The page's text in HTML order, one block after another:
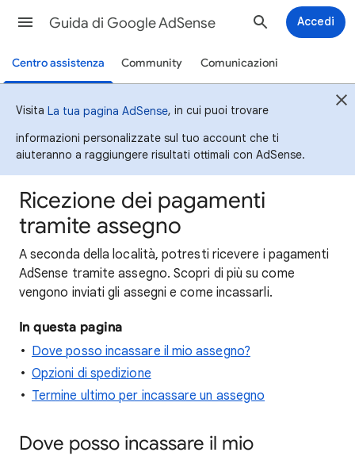
Guida di Google AdSense Accedi
Centro assistenza Community Comunicazioni
Visita La tua pagina AdSense, in cui puoi trovare
informazioni personalizzate sul tuo account che ti
aiuteranno a raggiungere risultati ottimali con AdSense.
Ricezione dei pagamenti
tramite assegno
A seconda della località, potresti ricevere i pagamenti
AdSense tramite assegno. Scopri di più su come
vengono inviati gli assegni e come incassarli.
In questa pagina
Dove posso incassare il mio assegno?
Opzioni di spedizione
Termine ultimo per incassare un assegno
Dove posso incassare il mio